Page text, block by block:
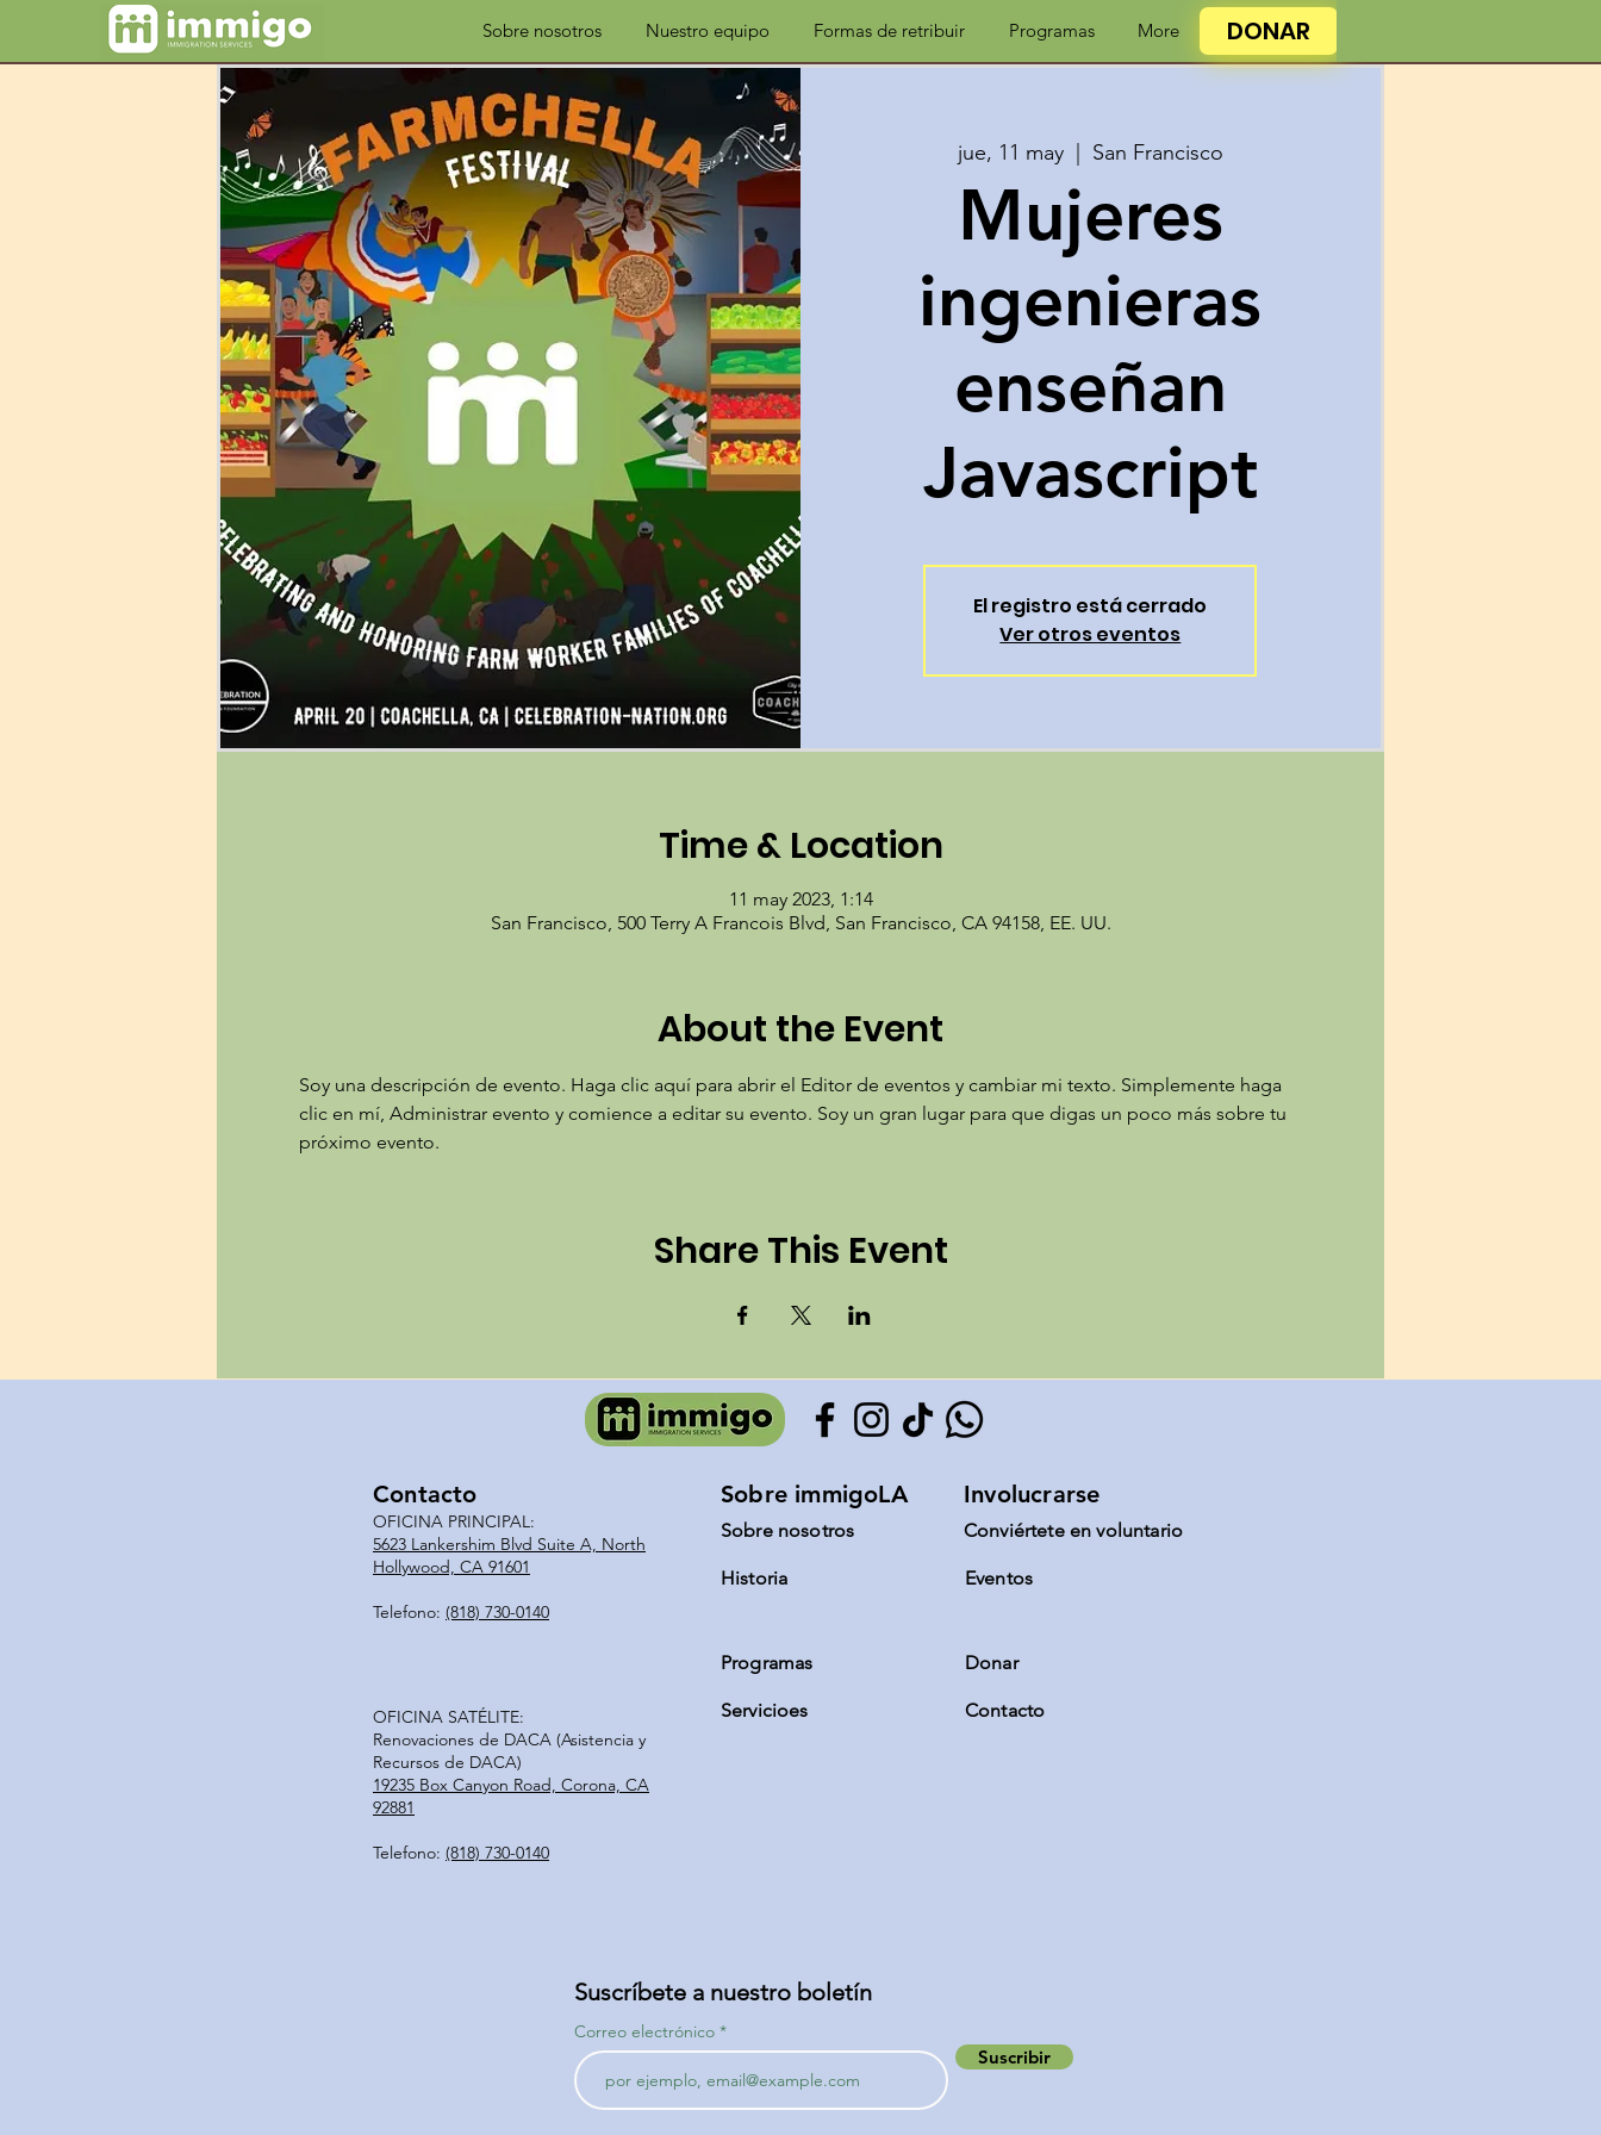
Sobre nosotros Nuestro equipo Formas de retribuir Programas More DONAR
jue, 11 may
  |
San Francisco
Mujeres
ingenieras
enseñan
Javascript
El registro está cerrado
Ver otros eventos
Time & Location
11 may 2023, 1:14
San Francisco, 500 Terry A Francois Blvd, San Francisco, CA 94158, EE. UU.
About the Event
Soy una descripción de evento. Haga clic aquí para abrir el Editor de eventos y cambiar mi texto. Simplemente haga
clic en mí, Administrar evento y comience a editar su evento. Soy un gran lugar para que digas un poco más sobre tu
próximo evento.
Share This Event
Contacto
OFICINA PRINCIPAL:
5623 Lankershim Blvd Suite A, North
Hollywood, CA 91601
Telefono: (818) 730-0140
Sobre immigoLA Involucrarse
Sobre nosotros Conviértete en voluntario
Historia Eventos
Programas Donar
OFICINA SATÉLITE:
Renovaciones de DACA (Asistencia y
Recursos de DACA)
19235 Box Canyon Road, Corona, CA
92881
Telefono: (818) 730-0140
Servicioes Contacto
Suscríbete a nuestro boletín
Correo electrónico
Suscribir